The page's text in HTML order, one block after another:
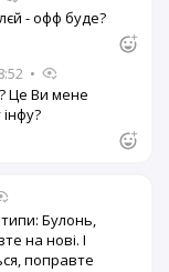
- офф буде?
•
Це Ви мене
Булонь,
на нові. І
поправте